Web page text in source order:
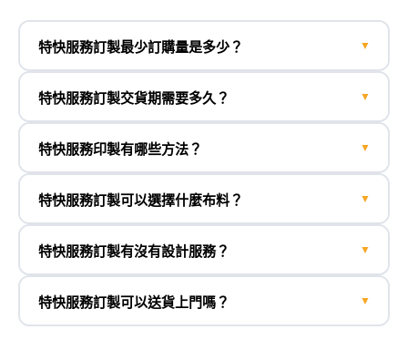
特快服務訂製最少訂購量是多少？ ▼
特快服務訂製交貨期需要多久？ ▼
特快服務印製有哪些方法？ ▼
特快服務訂製可以選擇什麼布料？ ▼
特快服務訂製有沒有設計服務？ ▼
特快服務訂製可以送貨上門嗎？ ▼